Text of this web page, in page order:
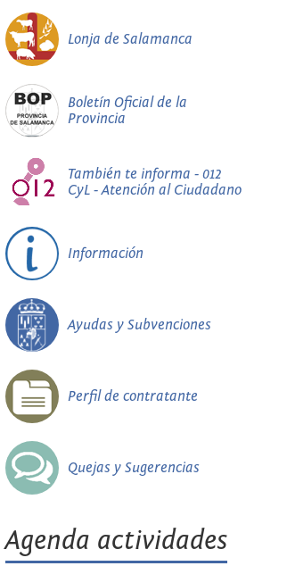
Lonja de Salamanca
Boletín Oficial de la
Provincia
También te informa - 012
CyL - Atención al Ciudadano
Información
Ayudas y Subvenciones
Perfil de contratante
Quejas y Sugerencias
Agenda actividades